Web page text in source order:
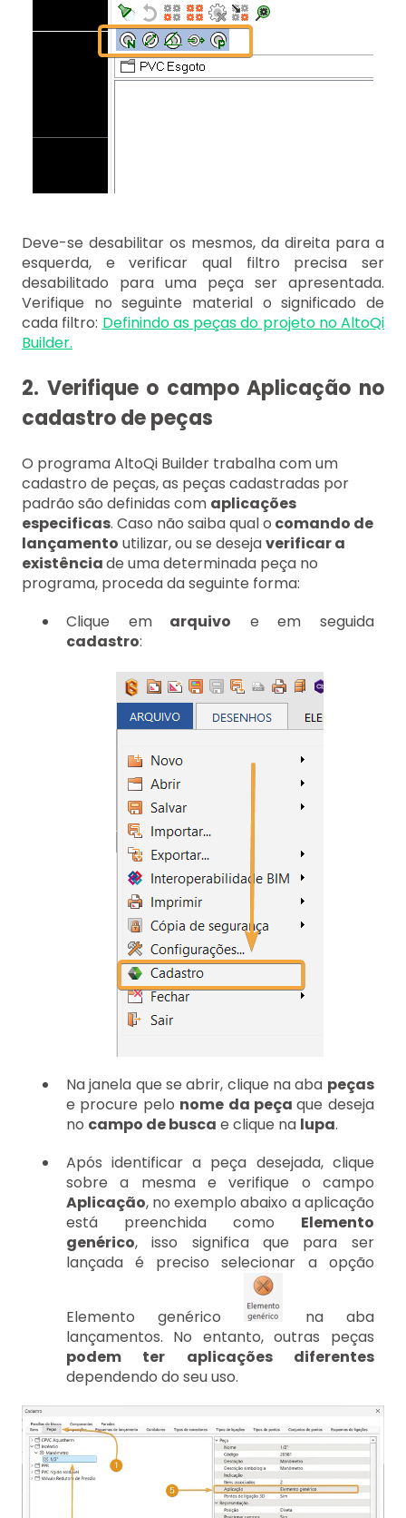
Deve-se desabilitar os mesmos, da direita para a
esquerda, e verificar qual filtro precisa ser
desabilitado para uma peça ser apresentada.
Verifique no seguinte material o significado de
cada filtro: Definindo as peças do projeto no AltoQi
Builder.
2. Verifique o campo Aplicação no
cadastro de peças
O programa AltoQi Builder trabalha com um
cadastro de peças, as peças cadastradas por
padrão são definidas com aplicações
especificas. Caso não saiba qual o comando de
lançamento utilizar, ou se desejaverificar a
existênciade uma determinada peça no
programa, proceda da seguinte forma:
Clique emarquivo e em seguida
cadastro:
Na janela que se abrir, clique na aba peças
e procure pelo nome da peçaque deseja
no campo de busca e clique na lupa.
Após identificar a peça desejada, clique
sobre a mesma e verifique o campo
Aplicação, no exemplo abaixo a aplicação
está preenchida como Elemento
genérico, isso significa que para ser
lançada é preciso selecionar a opção
Elemento genérico
na aba
lançamentos. No entanto, outras peças
podem ter aplicações diferentes
dependendo do seu uso.